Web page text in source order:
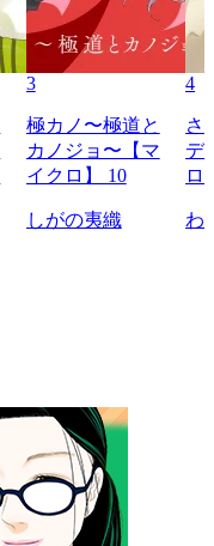
3
極カノ〜極道と
カノジョ〜【マ
イクロ】 10
しがの夷織
4
さ
デ
ロ
わ